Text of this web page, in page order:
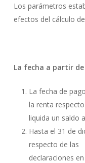
Los parámetros
efectos del cálculo
La fecha a partir
La fecha de
la renta
liquida un saldo
Hasta el 31 de
respecto de las
declaraciones